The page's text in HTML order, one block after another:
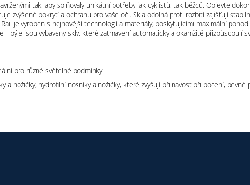
tak, aby splňovaly unikátní potřeby jak cyklistů, tak běžců. Objevte
zvýšené pokrytí a ochranu pro vaše oči. Skla odolná proti rozbití zajišťují
je vyroben s nejnovější technologií a materiály, poskytujícími maximální
býle jsou vybaveny skly, které zatmavení automaticky a okamžitě přizpůsobují
pro různé světelné podmínky
a nožičky, hydrofilní nosníky a nožičky, které zvyšují přilnavost při pocení,